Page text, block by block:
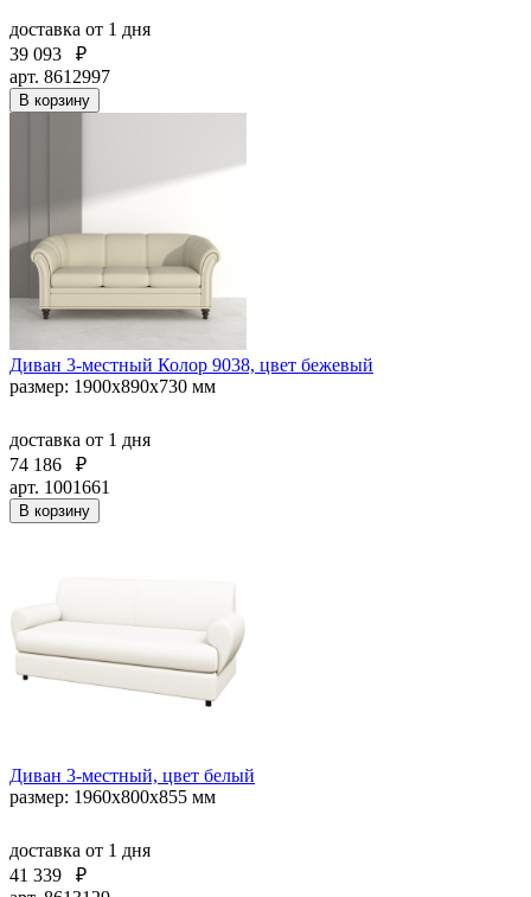
доставка от 1 дня
39 093
₽
арт. 8612997
В корзину
Диван 3-местный Колор 9038, цвет бежевый
размер: 1900х890х730 мм
доставка от 1 дня
74 186
₽
арт. 1001661
В корзину
Диван 3-местный, цвет белый
размер: 1960х800х855 мм
доставка от 1 дня
41 339
₽